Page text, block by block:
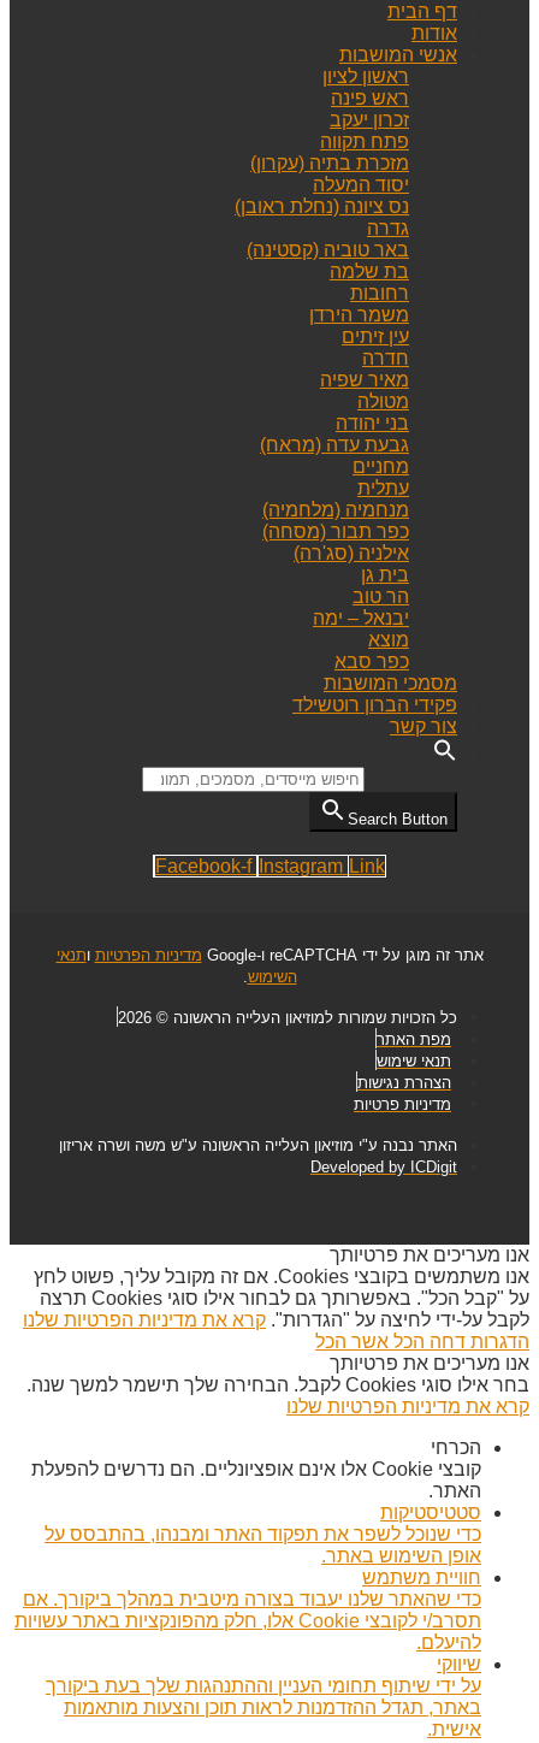
דף הבית
אודות
אנשי המושבות
ראשון לציון
ראש פינה
זכרון יעקב
פתח תקווה
מזכרת בתיה (עקרון)
יסוד המעלה
נס ציונה (נחלת ראובן)
גדרה
באר טוביה (קסטינה)
בת שלמה
רחובות
משמר הירדן
עין זיתים
חדרה
מאיר שפיה
מטולה
בני יהודה
גבעת עדה (מראח)
מחניים
עתלית
מנחמיה (מלחמיה)
כפר תבור (מסחה)
אילניה (סג'רה)
בית גן
הר טוב
יבנאל – ימה
מוצא
כפר סבא
מסמכי המושבות
פקידי הברון רוטשילד
צור קשר
Search Button
Facebook-f Instagram Link
אתר זה מוגן על ידי reCAPTCHA ו-Google מדיניות הפרטיות ותנאי
השימוש.
כל הזכויות שמורות למוזיאון העלייה הראשונה © 2026
מפת האתר
תנאי שימוש
הצהרת נגישות
מדיניות פרטיות
האתר נבנה ע"י מוזיאון העלייה הראשונה ע"ש משה ושרה אריזון
Developed by ICDigit
אנו מעריכים את פרטיותך
אנו משתמשים בקובצי Cookies. אם זה מקובל עליך, פשוט לחץ
על "קבל הכל". באפשרותך גם לבחור אילו סוגי Cookies תרצה
לקבל על-ידי לחיצה על "הגדרות". קרא את מדיניות הפרטיות שלנו
הדגרות דחה הכל אשר הכל
אנו מעריכים את פרטיותך
בחר אילו סוגי Cookies לקבל. הבחירה שלך תישמר למשך שנה.
קרא את מדיניות הפרטיות שלנו
הכרחי
קובצי Cookie אלו אינם אופציונליים. הם נדרשים להפעלת
האתר.
סטטיסטיקות
כדי שנוכל לשפר את תפקוד האתר ומבנהו, בהתבסס על
אופן השימוש באתר.
חוויית משתמש
כדי שהאתר שלנו יעבוד בצורה מיטבית במהלך ביקורך. אם
תסרב/י לקובצי Cookie אלו, חלק מהפונקציות באתר עשויות
להיעלם.
שיווקי
על ידי שיתוף תחומי העניין וההתנהגות שלך בעת ביקורך
באתר, תגדל ההזדמנות לראות תוכן והצעות מותאמות
אישית.